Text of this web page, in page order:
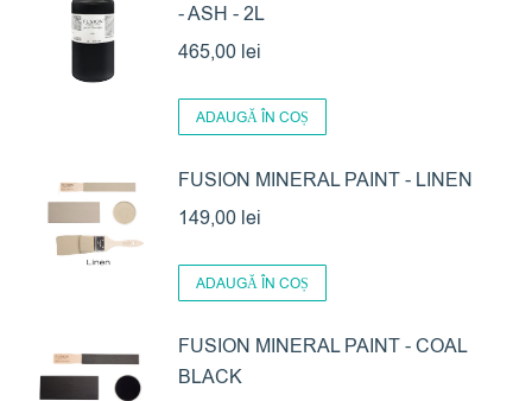
- ASH - 2L
465,00 lei
ADAUGĂ ÎN COȘ
FUSION MINERAL PAINT - LINEN
149,00 lei
ADAUGĂ ÎN COȘ
FUSION MINERAL PAINT - COAL
BLACK